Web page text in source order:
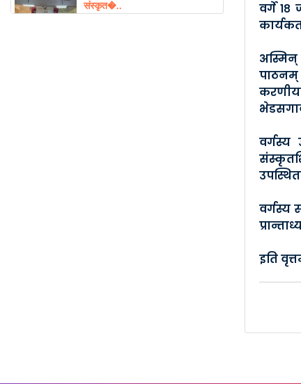
संस्कृत�..
वर्गे १८
अस्मिन्
पाठनम्
वर्गस्य
वर्गस्य
इति